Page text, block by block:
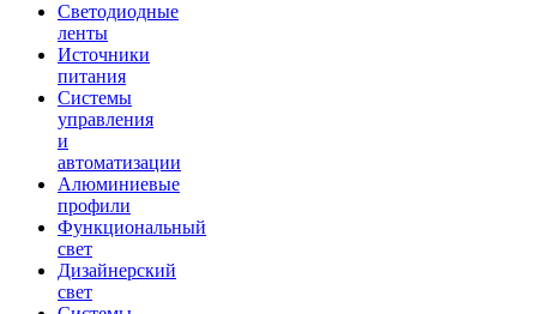
Светодиодные
ленты
Источники
питания
Системы
управления
и
автоматизации
Алюминиевые
профили
Функциональный
свет
Дизайнерский
свет